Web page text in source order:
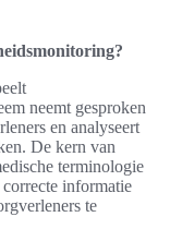
neemt gesproken
en analyseert
De kern van
terminologie
informatie
te